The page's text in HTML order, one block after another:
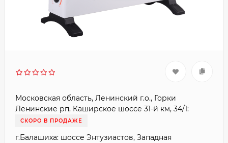
Московская область, Ленинский г.о., Горки
Ленинские рп, Каширское шоссе 31-й км, 34/1:
СКОРО В ПРОДАЖЕ
г.Балашиха: шоссе Энтузиастов, Западная